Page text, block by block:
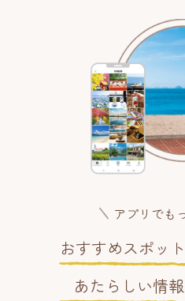
アプリでも
おすすめスポッ
あたらしい情